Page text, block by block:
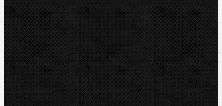
Ohýbačky
Vyhrdlovače
Lisování
Radiální-Stroje bez kleští (Basic)